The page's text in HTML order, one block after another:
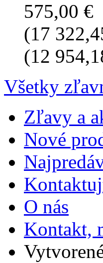
575,00 €
(17
(12
Všetky
Zľavy a
Nové
O nás
Kontakt,